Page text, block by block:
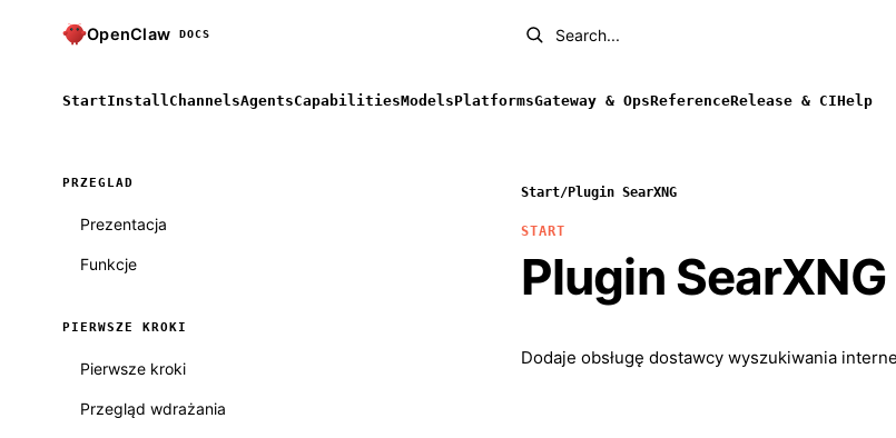
OpenClaw DOCS Search...
StartInstall ChannelsAgentsCapabilitiesModelsPlatformsGateway & OpsReferenceRelease & CIHelp
PRZEGLAD
Prezentacja
Funkcje
PIERWSZE KROKI
Pierwsze kroki
Przegląd wdrażania
Start/Plugin SearXNG
START
Plugin SearXNG
Dodaje obsługę dostawcy wyszukiwania